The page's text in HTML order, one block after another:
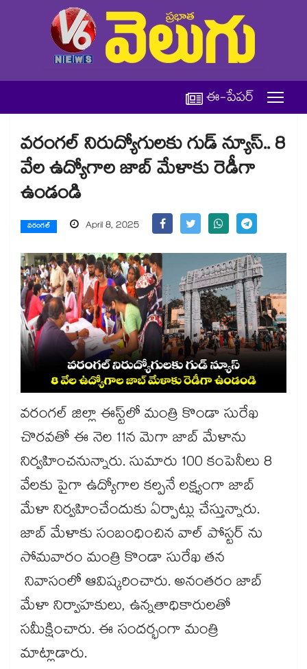
ఈ-పేపర్
వరంగల్ నిరుద్యోగులకు గుడ్ న్యూస్.. 8
వేల ఉద్యోగాల జాబ్ మేళాకు రెడీగా
ఉండండి
వరంగల్ April 8, 2025
వరంగల్ జిల్లా ఈస్ట్​లో మంత్రి కొండా సురేఖ
చొరవతో ఈ నెల 11న మెగా జాబ్ మేళాను
నిర్వహించనున్నారు. సుమారు 100 కంపెనీలు 8
వేలకు పైగా ఉద్యోగాల కల్పనే లక్ష్యంగా జాబ్
మేళా నిర్వహించేందుకు ఏర్పాట్లు చేస్తున్నారు.
జాబ్ మేళాకు సంబంధించిన వాల్ పోస్టర్ ను
సోమవారం మంత్రి కొండా సురేఖ తన
నివాసంలో ఆవిష్కరించారు. అనంతరం జాబ్
మేళా నిర్వాహకులు, ఉన్నతాధికారులతో
సమీక్షించారు. ఈ సందర్భంగా మంత్రి
మాట్లాడారు.